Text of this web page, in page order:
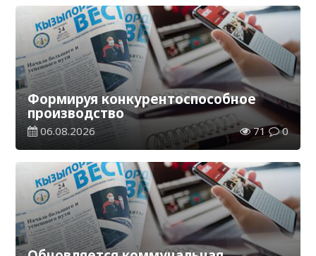
Формируя конкурентоспособное
производство
06.08.2026 71 0